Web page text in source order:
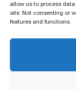
allow us to process
site. Not consenting or
features and functions.
9